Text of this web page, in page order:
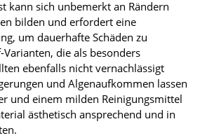
kann sich unbemerkt an Rändern
bilden und erfordert eine
um dauerhafte Schäden zu
die als besonders
ebenfalls nicht vernachlässigt
und Algenaufkommen lassen
und einem milden Reinigungsmittel
ästhetisch ansprechend und in